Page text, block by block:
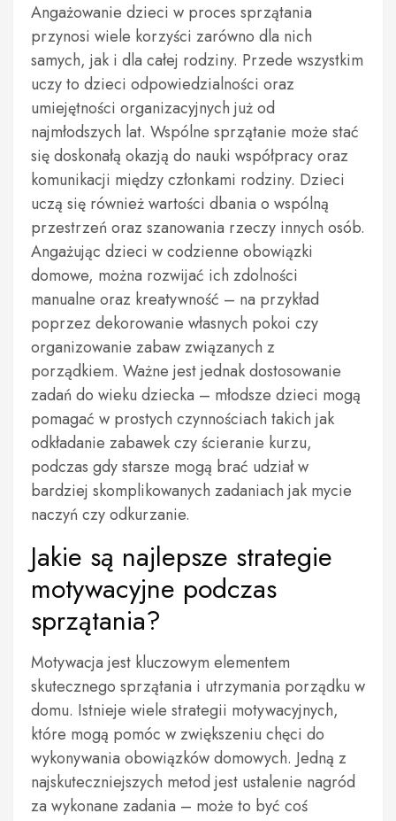
Angażowanie dzieci w proces sprzątania
przynosi wiele korzyści zarówno dla nich
samych, jak i dla całej rodziny. Przede wszystkim
uczy to dzieci odpowiedzialności oraz
umiejętności organizacyjnych już od
najmłodszych lat. Wspólne sprzątanie może stać
się doskonałą okazją do nauki współpracy oraz
komunikacji między członkami rodziny. Dzieci
uczą się również wartości dbania o wspólną
przestrzeń oraz szanowania rzeczy innych osób.
Angażując dzieci w codzienne obowiązki
domowe, można rozwijać ich zdolności
manualne oraz kreatywność – na przykład
poprzez dekorowanie własnych pokoi czy
organizowanie zabaw związanych z
porządkiem. Ważne jest jednak dostosowanie
zadań do wieku dziecka – młodsze dzieci mogą
pomagać w prostych czynnościach takich jak
odkładanie zabawek czy ścieranie kurzu,
podczas gdy starsze mogą brać udział w
bardziej skomplikowanych zadaniach jak mycie
naczyń czy odkurzanie.
Jakie są najlepsze strategie
motywacyjne podczas
sprzątania?
Motywacja jest kluczowym elementem
skutecznego sprzątania i utrzymania porządku w
domu. Istnieje wiele strategii motywacyjnych,
które mogą pomóc w zwiększeniu chęci do
wykonywania obowiązków domowych. Jedną z
najskuteczniejszych metod jest ustalenie nagród
za wykonane zadania – może to być coś